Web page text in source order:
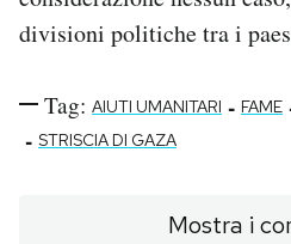
divisioni politiche tra i
Tag: AIUTI UMANITARI - FAME
- STRISCIA DI GAZA
Mostra i